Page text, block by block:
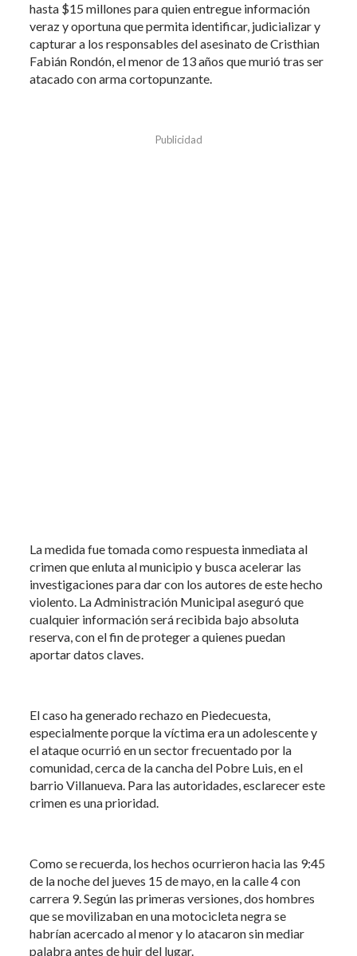
hasta $15 millones para quien entregue información
veraz y oportuna que permita identificar, judicializar y
capturar a los responsables del asesinato de Cristhian
Fabián Rondón, el menor de 13 años que murió tras ser
atacado con arma cortopunzante.
Publicidad
La medida fue tomada como respuesta inmediata al
crimen que enluta al municipio y busca acelerar las
investigaciones para dar con los autores de este hecho
violento. La Administración Municipal aseguró que
cualquier información será recibida bajo absoluta
reserva, con el fin de proteger a quienes puedan
aportar datos claves.
El caso ha generado rechazo en Piedecuesta,
especialmente porque la víctima era un adolescente y
el ataque ocurrió en un sector frecuentado por la
comunidad, cerca de la cancha del Pobre Luis, en el
barrio Villanueva. Para las autoridades, esclarecer este
crimen es una prioridad.
Como se recuerda, los hechos ocurrieron hacia las 9:45
de la noche del jueves 15 de mayo, en la calle 4 con
carrera 9. Según las primeras versiones, dos hombres
que se movilizaban en una motocicleta negra se
habrían acercado al menor y lo atacaron sin mediar
palabra antes de huir del lugar.